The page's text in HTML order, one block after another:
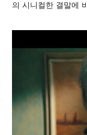
의 시니컬한 결말에